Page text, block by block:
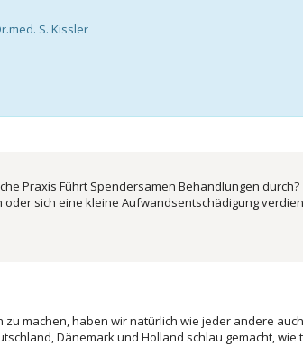
S. Kissler
Praxis Führt Spendersamen Behandlungen durch?
sich eine kleine Aufwandsentschädigung
machen, haben wir natürlich wie jeder andere
Dänemark und Holland schlau gemacht, wie